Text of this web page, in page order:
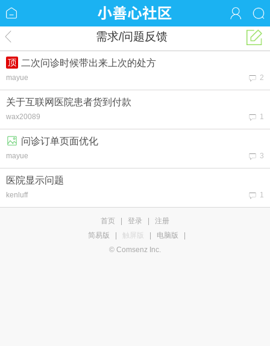
需求/问题反馈
2
二次问诊时候带出来上次的处方
mayue
1
关于互联网医院患者货到付款
wax20089
3
问诊订单页面优化
mayue
1
医院显示问题
kenluff
首页 登录
注册
简易版
触屏版 电脑版
© Comsenz Inc.